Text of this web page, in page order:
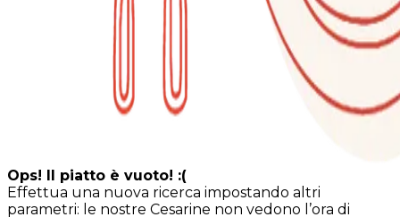
Ops! Il piatto è vuoto! :(
Effettua una nuova ricerca impostando altri
parametri: le nostre Cesarine non vedono l’ora di